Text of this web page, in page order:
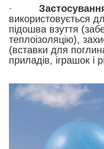
·
використовується
підошва взуття
теплоізоляцію),
(вставки для
приладів, іграшок і